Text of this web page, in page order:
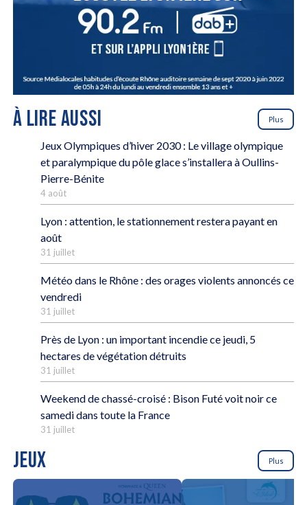
À LIRE AUSSI Plus
Jeux Olympiques d’hiver 2030 : Le village olympique
et paralympique du pôle glace s’installera à Oullins-
Pierre-Bénite
4 août
Lyon : attention, le stationnement restera payant en
août
31 juillet
Météo dans le Rhône : des orages violents annoncés ce
vendredi
31 juillet
Près de Lyon : un important incendie ce jeudi, 5
hectares de végétation détruits
31 juillet
Weekend de chassé-croisé : Bison Futé voit noir ce
samedi dans toute la France
31 juillet
JEUX Plus